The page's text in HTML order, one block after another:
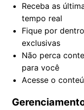
Receba as
tempo real
Fique por
exclusivas
Não perca
para você
Acesse o